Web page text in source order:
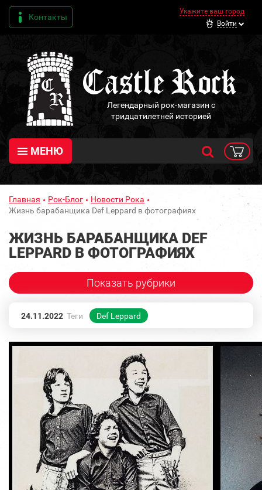
Контакты
Укажите ваш город
Войти
Легендарный рок-магазин с
тридцатилетней историей
МЕНЮ
Главная Рок-Блог
Новости Рока
Жизнь барабанщика Def Leppard в фотографиях
ЖИЗНЬ БАРАБАНЩИКА DEF
LEPPARD В ФОТОГРАФИЯХ
Показать рубрики
24.11.2022 Теги Def Leppard